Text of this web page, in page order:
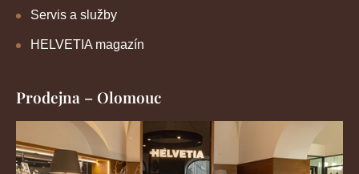
Servis a služby
HELVETIA magazín
Prodejna – Olomouc